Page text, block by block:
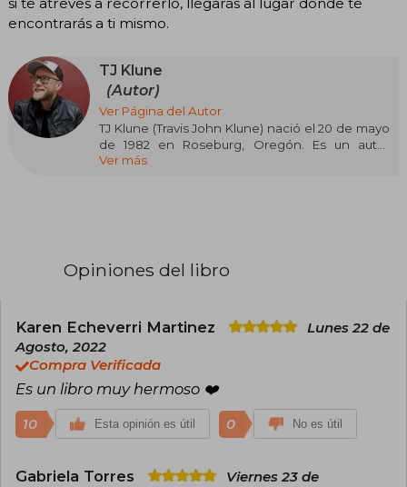
encontrarás a ti mismo.
TJ Klune
(Autor)
Ver Página del Autor
TJ Klune (Travis John Klune) nació el 20 de mayo
de 1982 en Roseburg, Oregón. Es un autor
estadounidense reconocido por combinar
sexual, la neurodiversidad y la asexualidad,
A lo largo de su carrera, Klune ha recibido
numerosos premios y reconocimientos:
Ganador del Lambda Literary Award por Mejor
Romance Gay con Into This River I Drown (2014).
La casa en el mar más azul (The House in the
Cerulean Sea, 2020) es su novela más exitosa,
considerada bestseller del New York Times y
2021.
Ver más
Opiniones del libro
Karen Echeverri Martinez
Lunes 22 de
Agosto, 2022
Compra Verificada
Es un libro muy hermoso ❤️
10 Esta opinión es útil 0 No es útil
Gabriela Torres
Viernes 23 de